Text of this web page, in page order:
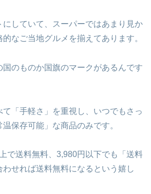
にしていて、スーパーではあまり見か
なご当地グルメを揃えてあります。
のものか国旗のマークがあるんです
「手軽さ」を重視し、いつでもさっ
保存可能」な商品のみです。
で送料無料、3,980円以下でも「送料
せれば送料無料になるという嬉し